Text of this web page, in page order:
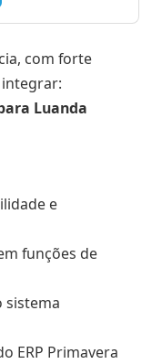
com forte
Luanda
e
funções de
sistema
ERP Primavera